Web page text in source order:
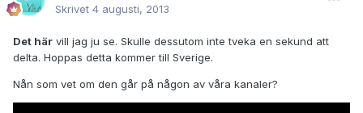
Skrivet 4 augusti, 2013
Det här vill jag ju se. Skulle dessutom inte tveka en sekund att
delta. Hoppas detta kommer till Sverige.
Nån som vet om den går på någon av våra kanaler?